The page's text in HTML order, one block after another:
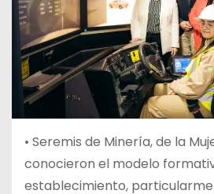
• Seremis de Minería, de la
conocieron el modelo
establecimiento,